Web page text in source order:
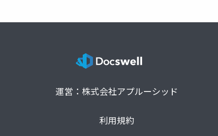
運営：株式会社アプルーシッド
利用規約